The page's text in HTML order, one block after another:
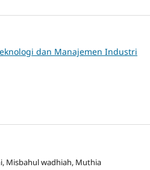
dan Manajemen Industri
Misbahul wadhiah, Muthia